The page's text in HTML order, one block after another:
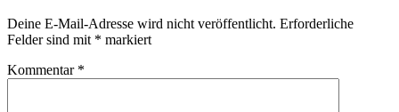
Deine E-Mail-Adresse wird nicht veröffentlicht. Erforderliche
Felder sind mit * markiert
Kommentar *